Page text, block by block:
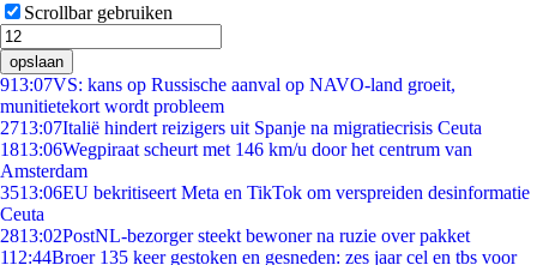
Scrollbar gebruiken
opslaan
913:07VS: kans op Russische aanval op NAVO-land groeit,
munitietekort wordt probleem
2713:07Italië hindert reizigers uit Spanje na migratiecrisis Ceuta
1813:06Wegpiraat scheurt met 146 km/u door het centrum van
Amsterdam
3513:06EU bekritiseert Meta en TikTok om verspreiden desinformatie
Ceuta
2813:02PostNL-bezorger steekt bewoner na ruzie over pakket
112:44Broer 135 keer gestoken en gesneden: zes jaar cel en tbs voor